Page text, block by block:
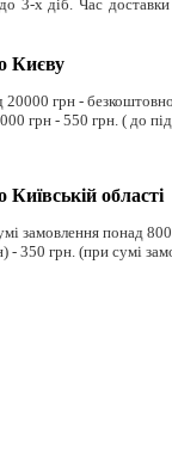
3-х діб. Час
Києву
грн -
грн - 550 грн. ( до
області
замовлення понад
- 350 грн. (при сумі